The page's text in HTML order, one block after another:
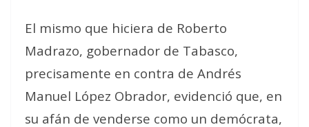
El mismo que hiciera de Roberto
Madrazo, gobernador de Tabasco,
precisamente en contra de Andrés
Manuel López Obrador, evidenció que, en
su afán de venderse como un demócrata,